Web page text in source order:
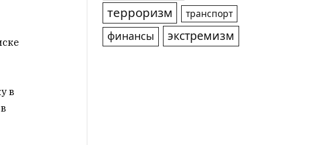
в
терроризм транспорт
финансы экстремизм